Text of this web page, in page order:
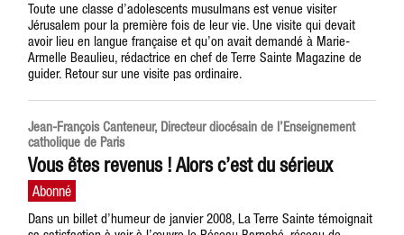
Toute une classe d’adolescents musulmans est venue visiter
Jérusalem pour la première fois de leur vie. Une visite qui devait
avoir lieu en langue française et qu’on avait demandé à Marie-
Armelle Beaulieu, rédactrice en chef de Terre Sainte Magazine de
guider. Retour sur une visite pas ordinaire.
Jean-François Canteneur, Directeur diocésain de l’Enseignement
catholique de Paris
Vous êtes revenus ! Alors c’est du sérieux
Dans un billet d’humeur de janvier 2008, La Terre Sainte témoignait